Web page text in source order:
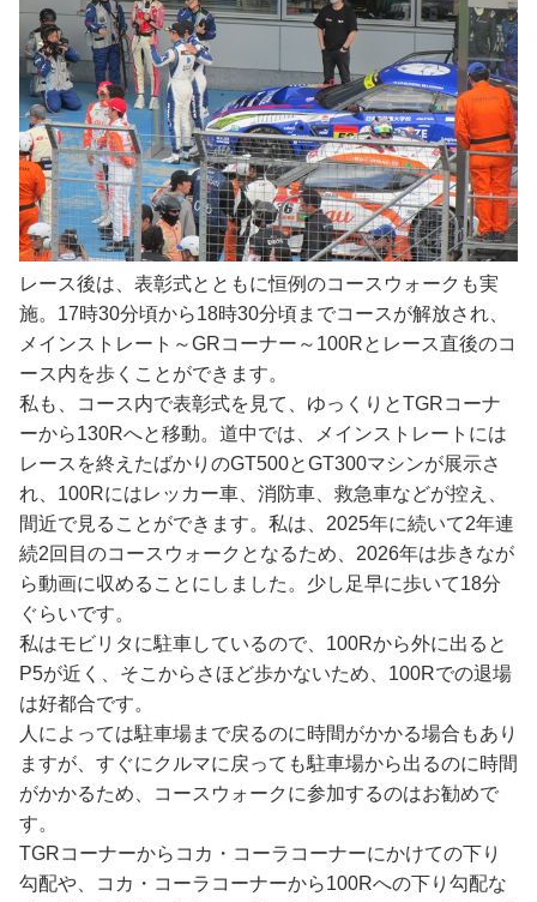
レース後は、表彰式とともに恒例のコースウォークも実
施。17時30分頃から18時30分頃までコースが解放され、
メインストレート～GRコーナー～100Rとレース直後のコ
ース内を歩くことができます。
私も、コース内で表彰式を見て、ゆっくりとTGRコーナ
ーから130Rへと移動。道中では、メインストレートには
レースを終えたばかりのGT500とGT300マシンが展示さ
れ、100Rにはレッカー車、消防車、救急車などが控え、
間近で見ることができます。私は、2025年に続いて2年連
続2回目のコースウォークとなるため、2026年は歩きなが
ら動画に収めることにしました。少し足早に歩いて18分
ぐらいです。
私はモビリタに駐車しているので、100Rから外に出ると
P5が近く、そこからさほど歩かないため、100Rでの退場
は好都合です。
人によっては駐車場まで戻るのに時間がかかる場合もあり
ますが、すぐにクルマに戻っても駐車場から出るのに時間
がかかるため、コースウォークに参加するのはお勧めで
す。
TGRコーナーからコカ・コーラコーナーにかけての下り
勾配や、コカ・コーラコーナーから100Rへの下り勾配な